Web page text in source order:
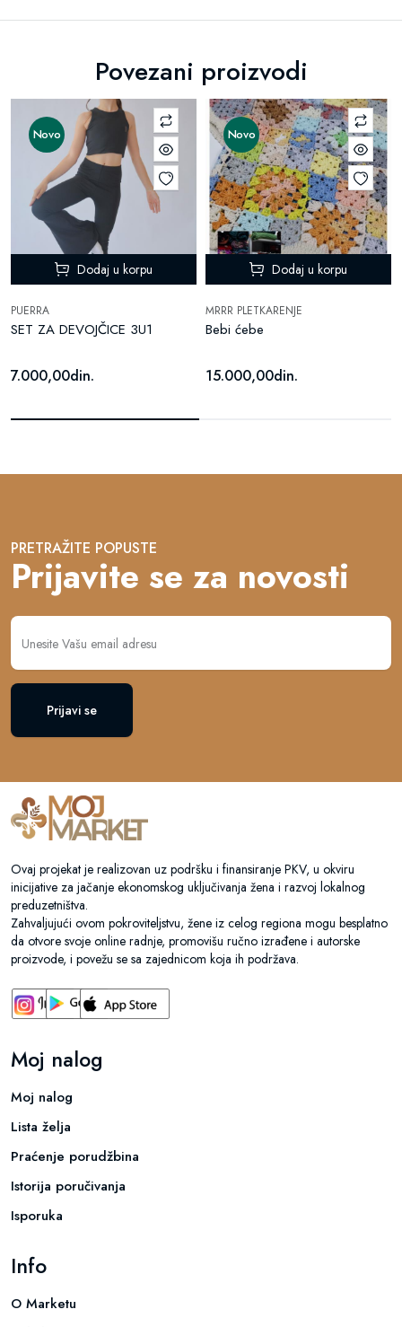
Povezani proizvodi
Novo
Dodaj u korpu
PUERRA
SET ZA DEVOJČICE 3U1
7.000,00din.
Novo
Dodaj u korpu
MRRR PLETKARENJE
Bebi ćebe
15.000,00din.
PRETRAŽITE POPUSTE
Prijavite se za novosti
Prijavi se
Ovaj projekat je realizovan uz podršku i finansiranje PKV, u okviru
inicijative za jačanje ekonomskog uključivanja žena i razvoj lokalnog
preduzetništva.
Zahvaljujući ovom pokroviteljstvu, žene iz celog regiona mogu besplatno
da otvore svoje online radnje, promovišu ručno izrađene i autorske
proizvode, i povežu se sa zajednicom koja ih podržava.
Moj nalog
Moj nalog
Lista želja
Praćenje porudžbina
Istorija poručivanja
Isporuka
Info
O Marketu